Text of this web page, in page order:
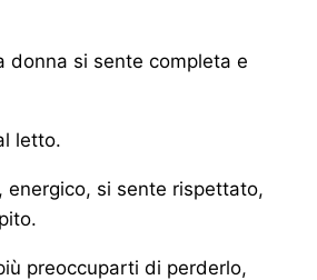
donna si sente completa e
letto.
energico, si sente rispettato,
preoccuparti di perderlo,